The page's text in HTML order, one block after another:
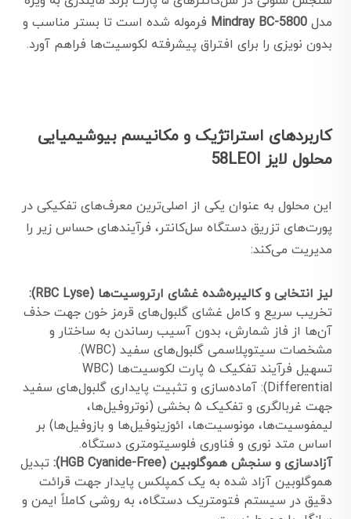
مدل Mindray BC-5800 فرموله شده است تا بستر مناسب و
بدون نویزی را برای افتراق پیشرفته لکوسیت‌ها فراهم آورد.
کاربردهای استراتژیک و مکانیسم بیوشیمیایی
محلول لایز 58LEOI
این محلول به عنوان یکی از اصلی‌ترین معرف‌های تفکیکی در
پورت‌های تزریق دستگاه سل‌کانتر، فرآیندهای حساس زیر را
مدیریت می‌کند:
لیز انتخابی و کالیبره‌شده غشای ارتروسیت‌ها (RBC Lyse):
تخریب سریع و کامل غشای گلبول‌های قرمز خون جهت حذف
آن‌ها از فاز شمارش، بدون آسیب رساندن به ساختار و
مشخصات سیتوپلاسمی گلبول‌های سفید (WBC).
تسهیل فرآیند تفکیک ۵ پارت لکوسیت‌ها (WBC
Differential): آماده‌سازی و تثبیت پایداری گلبول‌های سفید
جهت غربالگری و تفکیک ۵ بخشی (نوتروفیل‌ها،
لیمفوسیت‌ها، مونوسیت‌ها، ائوزینوفیل‌ها و بازوفیل‌ها) بر
اساس متد نوری و فناوری فلوسیتومتری دستگاه.
آزادسازی و سنجش هموگلوبین (HGB Cyanide-Free):
تبدیل
هموگلوبین آزاد شده به یک کمپلکس پایدار جهت قرائت
دقیق در سیستم فتومتریک دستگاه، به روشی کاملاً ایمن و